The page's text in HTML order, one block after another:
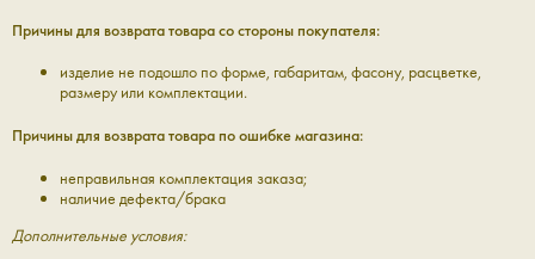
Причины для возврата товара со стороны покупателя:
изделие не подошло по форме, габаритам, фасону, расцветке,
размеру или комплектации.
Причины для возврата товара по ошибке магазина:
неправильная комплектация заказа;
наличие дефекта/брака
Дополнительные условия: